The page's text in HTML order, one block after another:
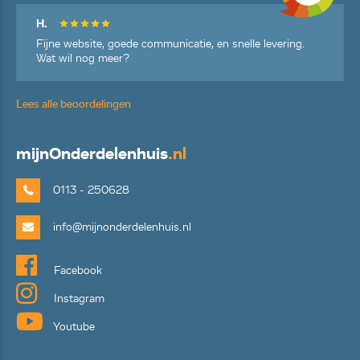
H.
Fijne website, goede communicatie, en snelle levering.
Wat wil nog meer?
Lees alle beoordelingen
mijnOnderdelenhuis.nl
0113 - 250628
info@mijnonderdelenhuis.nl
Facebook
Instagram
Youtube